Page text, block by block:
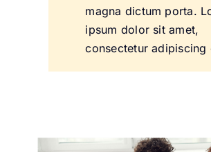
magna dictum porta.
ipsum dolor sit amet,
consectetur adipiscing